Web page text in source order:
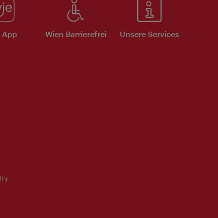
App Wien Barrierefrei Unsere Services